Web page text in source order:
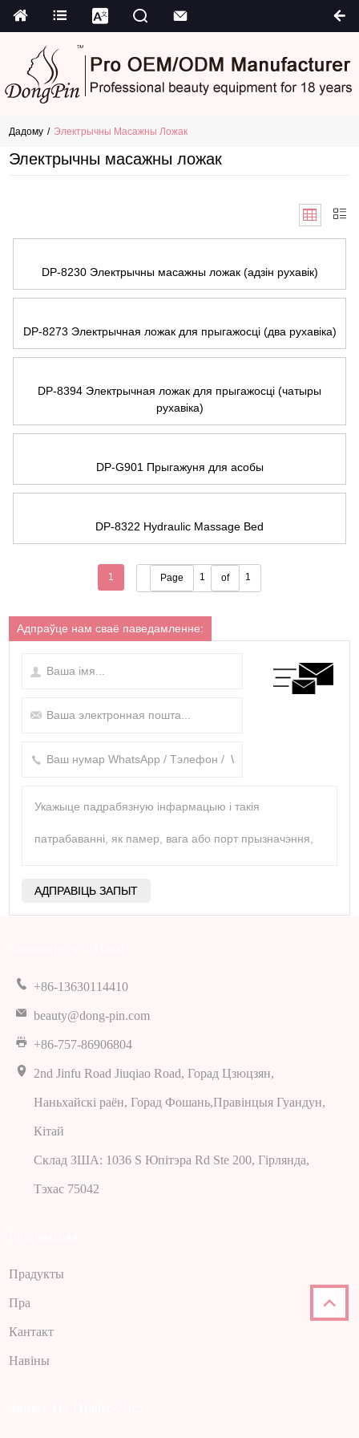
Дадому Электрычны Масажны Ложак
Электрычны масажны ложак
DP-8230 Электрычны масажны ложак (адзін рухавік)
DP-8273 Электрычная ложак для прыгажосці (два рухавіка)
DP-8394 Электрычная ложак для прыгажосці (чатыры
рухавіка)
DP-G901 Прыгажуня для асобы
DP-8322 Hydraulic Massage Bed
1 Page 1 of 1
Адпраўце нам сваё паведамленне:
+86-13630114410
beauty@dong-pin.com
+86-757-86906804
2nd Jinfu Road Jiuqiao Road, Горад Цзюцзян,
Наньхайскі раён, Горад Фошань,Правінцыя Гуандун,
Кітай
Склад ЗША: 1036 S Юпітэра Rd Ste 200, Гірлянда,
Тэхас 75042
Прадукты
Пра
Кантакт
Навіны